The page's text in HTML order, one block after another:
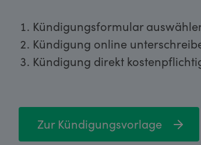
Kündigungsformular
Kündigung online
Kündigung direkt
Zur Kündigungsvorlage